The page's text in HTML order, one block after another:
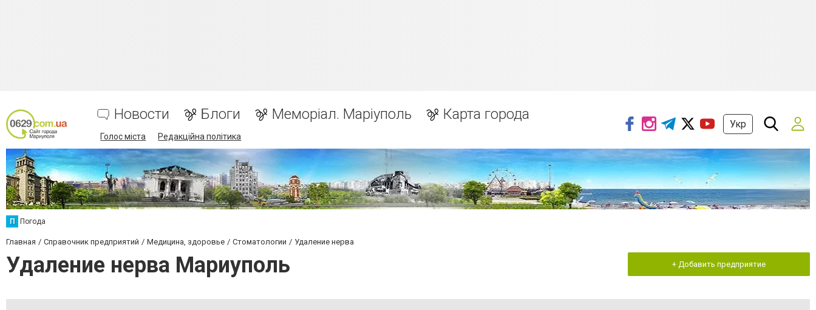
Новости Блоги Меморіал. Маріуполь Карта города
Голос міста Редакційна політика
Укр
П Погода
Главная Справочник предприятий Медицина, здоровье Стоматологии Удаление нерва
Удаление нерва Мариуполь + Добавить предприятие